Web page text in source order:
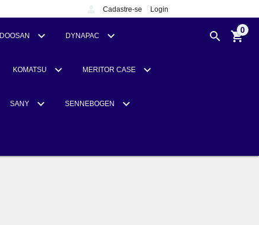
Cadastre-se Login
DOOSAN DYNAPAC
KOMATSU MERITOR CASE
SANY SENNEBOGEN
0